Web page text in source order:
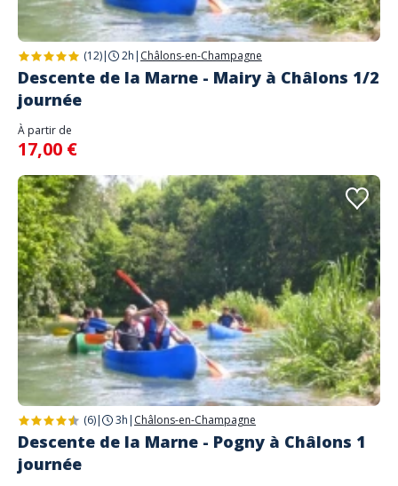
(12)| 2h | Châlons-en-Champagne
Descente de la Marne - Mairy à Châlons 1/2
journée
À partir de
17,00 €
(6)| 3h | Châlons-en-Champagne
Descente de la Marne - Pogny à Châlons 1
journée